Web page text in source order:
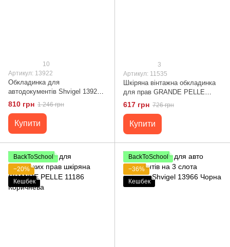
10
Артикул: 13922
Обкладинка для
автодокументів Shvigel 13922
шкіряна Коричнева
810 грн 1 246 грн
Купити
3
Артикул: 11535
Шкіряна вінтажна обкладинка
для прав GRANDE PELLE
11535 Чорний
617 грн 726 грн
Купити
BackToSchool
−20%
Кешбек
BackToSchool
−36%
Кешбек